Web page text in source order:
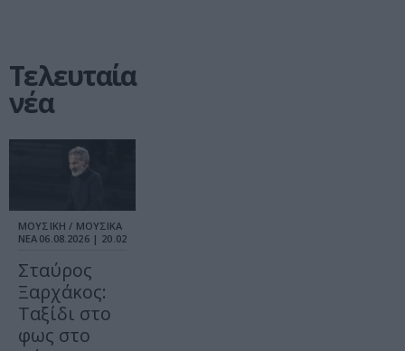
Τελευταία
νέα
ΜΟΥΣΙΚΗ / ΜΟΥΣΙΚΑ
ΝΕΑ 06.08.2026 | 20.02
Σταύρος
Ξαρχάκος:
Ταξίδι στο
φως στο